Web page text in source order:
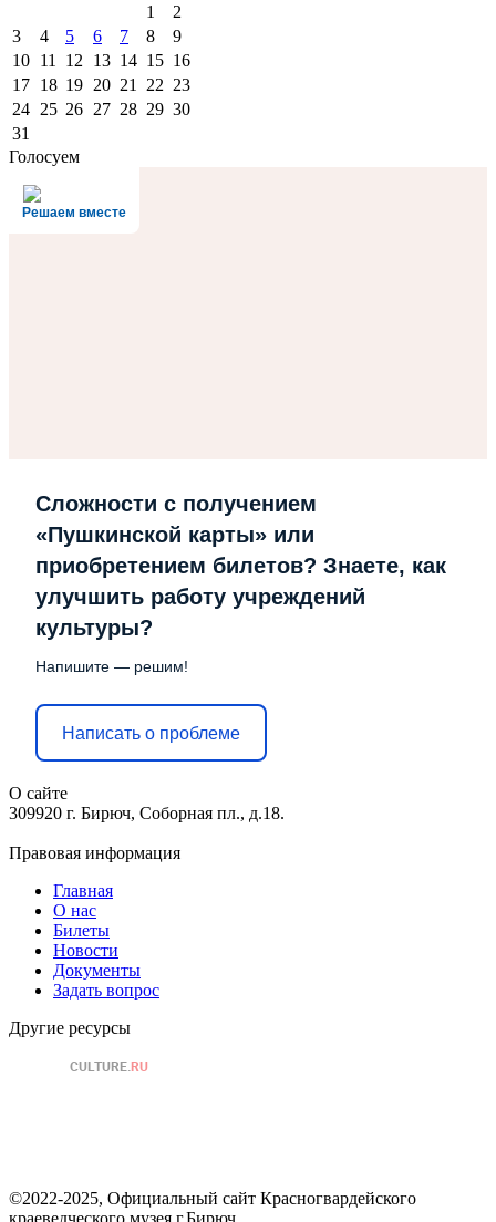
1
2
3
4 5 6 7 8
9
10 11 12 13 14 15 16
17 18 19 20 21 22 23
24 25 26 27 28 29 30
31
Голосуем
Решаем вместе
Сложности с получением
«Пушкинской карты» или
приобретением билетов? Знаете, как
улучшить работу учреждений
культуры?
Напишите — решим!
Написать о проблеме
О сайте
309920 г. Бирюч, Соборная пл., д.18.
Правовая информация
Главная
О нас
Билеты
Новости
Документы
Задать вопрос
Другие ресурсы
©2022-2025, Официальный сайт Красногвардейского
краеведческого музея г.Бирюч